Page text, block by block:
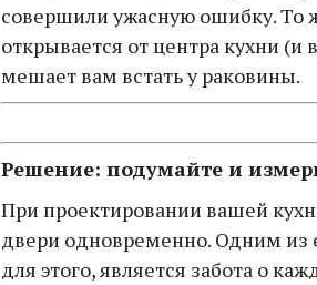
совершили ужасную ошибку. То
открывается от центра кухни
мешает вам встать у раковины.
Решение: подумайте и
При проектировании вашей
двери одновременно. Одним
для этого, является забота о